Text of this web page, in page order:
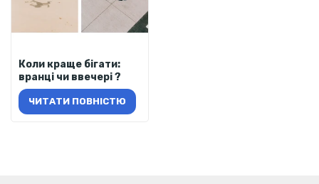
Коли краще бігати:
вранці чи ввечері ?
ЧИТАТИ ПОВНІСТЮ